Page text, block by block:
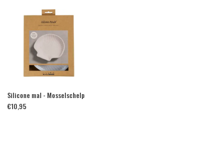
Silicone mal - Mosselschelp
€10,95